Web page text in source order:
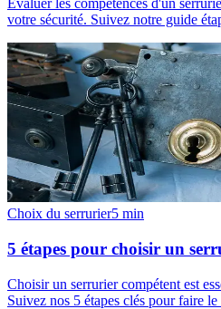
Évaluer les compétences d'un
votre sécurité. Suivez notre guide
Choix du serrurier5 min
5 étapes pour choisir un
Choisir un serrurier compétent est
Suivez nos 5 étapes clés pour faire